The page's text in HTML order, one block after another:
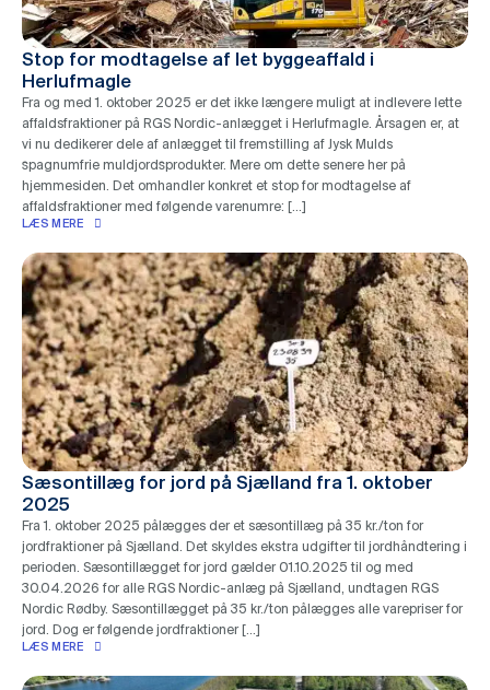
Stop for modtagelse af let byggeaffald i
Herlufmagle
Fra og med 1. oktober 2025 er det ikke længere muligt at indlevere lette
affaldsfraktioner på RGS Nordic-anlægget i Herlufmagle. Årsagen er, at
vi nu dedikerer dele af anlægget til fremstilling af Jysk Mulds
spagnumfrie muldjordsprodukter. Mere om dette senere her på
hjemmesiden. Det omhandler konkret et stop for modtagelse af
affaldsfraktioner med følgende varenumre: […]
LÆS MERE
Sæsontillæg for jord på Sjælland fra 1. oktober
2025
Fra 1. oktober 2025 pålægges der et sæsontillæg på 35 kr./ton for
jordfraktioner på Sjælland. Det skyldes ekstra udgifter til jordhåndtering i
perioden. Sæsontillægget for jord gælder 01.10.2025 til og med
30.04.2026 for alle RGS Nordic-anlæg på Sjælland, undtagen RGS
Nordic Rødby. Sæsontillægget på 35 kr./ton pålægges alle varepriser for
jord. Dog er følgende jordfraktioner […]
LÆS MERE